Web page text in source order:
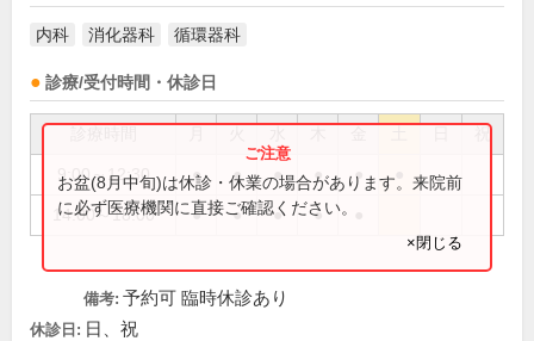
内科 消化器科 循環器科
診療/受付時間・休診日
祝
9:00～12:30 ● ● ● ● ●
14:00～18:00 ● ● ● ●
お盆(8月中旬)は休診・休業の場合があります。来院前
に必ず医療機関に直接ご確認ください。
×閉じる
備考: 予約可 臨時休診あり
休診日: 日、祝